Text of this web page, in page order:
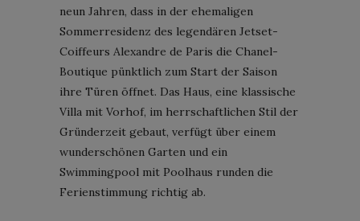
neun Jahren, dass in der ehemaligen
Sommerresidenz des legendären Jetset-
Coiffeurs Alexandre de Paris die Chanel-
Boutique pünktlich zum Start der Saison
ihre Türen öffnet. Das Haus, eine klassische
Villa mit Vorhof, im herrschaftlichen Stil der
Gründerzeit gebaut, verfügt über einem
wunderschönen Garten und ein
Swimmingpool mit Poolhaus runden die
Ferienstimmung richtig ab.